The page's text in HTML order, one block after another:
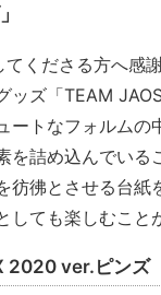
くださる方へ感
ッズ「TEAM
ートなフォルムの
を詰め込んでいる
彷彿とさせる台紙
ても楽しむこと
2020 ver.ピンズ